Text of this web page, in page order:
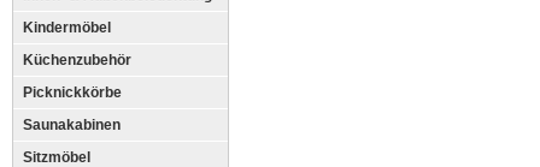
Kindermöbel
Küchenzubehör
Picknickkörbe
Saunakabinen
Sitzmöbel